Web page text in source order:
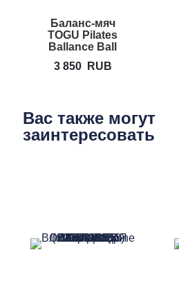
Баланс-мяч
TOGU Pilates
Ballance Ball
3 850
RUB
Вас также могут
заинтересовать